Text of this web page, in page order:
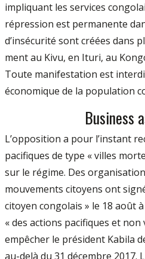
impliquant les services
répression est per­manente
d’insécurité sont créées dans
ment au Kivu, en Ituri, au
Toute manifestation est
économique de la population
Business
L’opposition a pour l’instant
pacifiques de type « villes
sur le régime. Des
mouvements citoyens ont
citoyen congolais » le 18 août
« des actions pacifiques et non
empêcher le président Kabila
au­-delà du 31 décembre 2017.